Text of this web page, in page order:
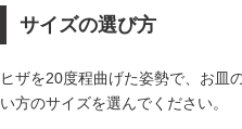
サイズの選び方
ヒザを20度程曲げた姿勢で、お皿
い方のサイズを選んでください。